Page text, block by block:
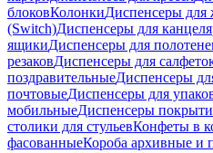
блоковКолонкиДиспенсеры для
(Switch)Диспенсеры для
ящикиДиспенсеры для
резаковДиспенсеры для
поздравительныеДиспенсеры
почтовыеДиспенсеры для
мобильныеДиспенсеры
столики для стульевКонфеты в
фасованныеКороба архивные и